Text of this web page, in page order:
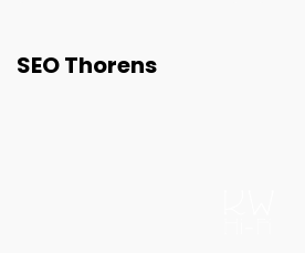
SEO Thorens